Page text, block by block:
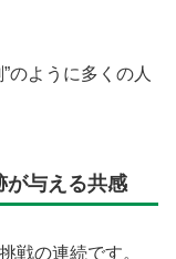
のように多くの人
が与える共感
戦の連続です。